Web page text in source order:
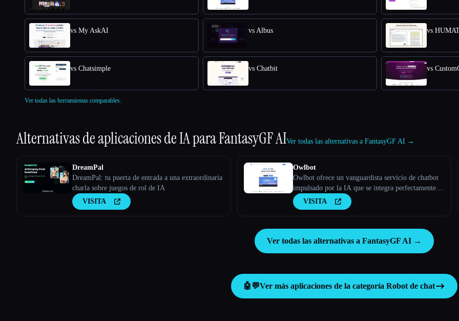
vs My AskAI vs Albus vs
vs Chatsimple vs Chatbit vs
Ver todas las herramientas comparables.
Alternativas de aplicaciones de IA paraFantasyGF AIVer todas las alternativas a FantasyGF AI →
DreamPal
DreamPal: tu puerta de entrada a una extraordinaria
charla sobre juegos de rol de IA
VISITA
Owlbot
Owlbot ofrece un vanguardista servicio de chatbot
impulsado por la IA que se integra perfectamente
con tus datos para ofrecer respuestas instantáneas
para ti, tus clientes o tu equipo.
VISITA
Ver todas las alternativas a FantasyGF AI →
🤖💬Ver más aplicaciones de la categoría Robot de chat